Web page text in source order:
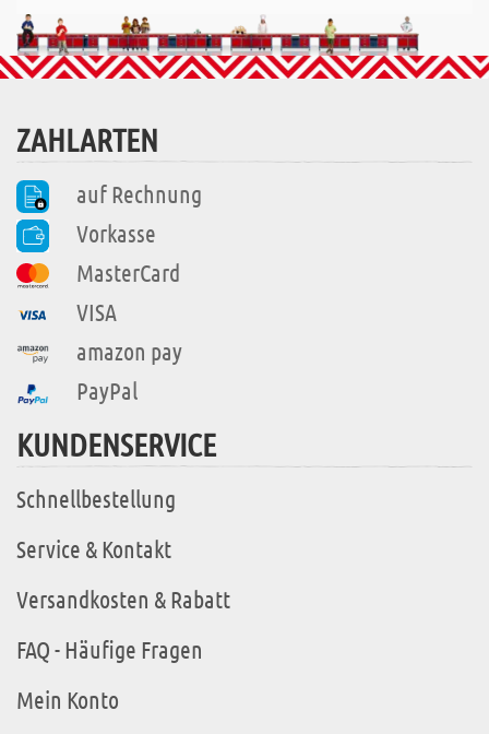
ZAHLARTEN
auf Rechnung
Vorkasse
MasterCard
VISA
amazon pay
PayPal
KUNDENSERVICE
Schnellbestellung
Service & Kontakt
Versandkosten & Rabatt
FAQ - Häufige Fragen
Mein Konto